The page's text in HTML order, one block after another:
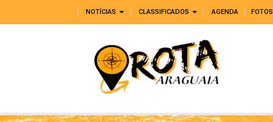
NOTÍCIAS CLASSIFICADOS AGENDA FOTOS